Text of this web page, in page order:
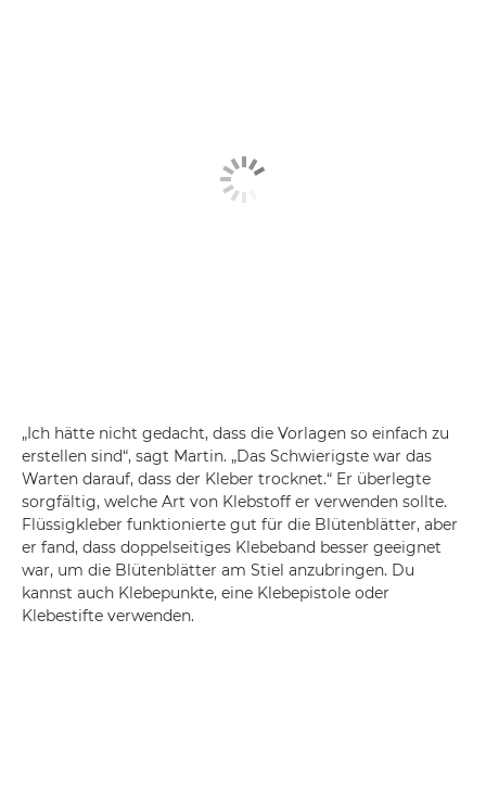
„Ich hätte nicht gedacht, dass die Vorlagen so einfach zu
erstellen sind“, sagt Martin. „Das Schwierigste war das
Warten darauf, dass der Kleber trocknet.“ Er überlegte
sorgfältig, welche Art von Klebstoff er verwenden sollte.
Flüssigkleber funktionierte gut für die Blütenblätter, aber
er fand, dass doppelseitiges Klebeband besser geeignet
war, um die Blütenblätter am Stiel anzubringen. Du
kannst auch Klebepunkte, eine Klebepistole oder
Klebestifte verwenden.